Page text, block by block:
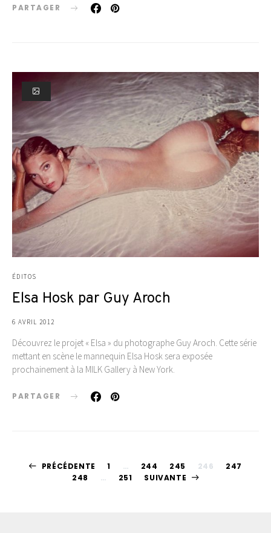
PARTAGER
ÉDITOS
Elsa Hosk par Guy Aroch
6 AVRIL 2012
Découvrez le projet « Elsa » du photographe Guy Aroch. Cette série
mettant en scène le mannequin Elsa Hosk sera exposée
prochainement à la MILK Gallery à New York.
PARTAGER
Pagination
PRÉCÉDENTE 1 … 244 245 246
247
248
… 251 SUIVANTE